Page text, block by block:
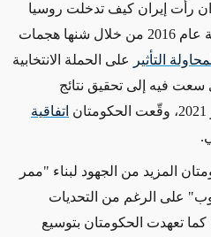
رأت إيران كيف تدخلت روسيا
في الانتخابات الرئاسية الأمريكية عام 2016 من خلال شنها هجمات
التأثير
على الحملة الانتخابية
فيه إلى تحقيق نتائج
اتفاقية
المزيد من الجهود لبناء "ممر
على الرغم من التحديات
كما تعهدت الحكومتان بتوسيع